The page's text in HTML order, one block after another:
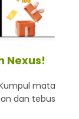
sensasi
Nexus!
mata
dan tebus